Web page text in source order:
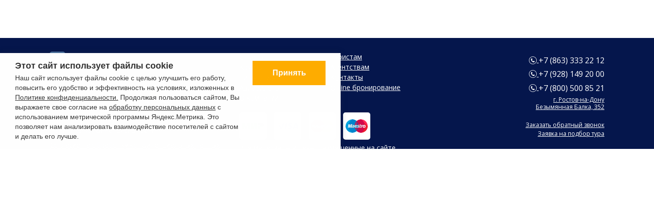
РУССО ТУРИСТО, 2026
Разработка сайта —Фабрика турсайтов
Политика конфиденциальности
Типы отдыха
Авиабилеты
Туристам
Агентствам
Контакты
Online бронирование
Все материалы и цены, размещенные на сайте,
+7 (863) 333 22 12
+7 (928) 149 20 00
+7 (800) 500 85 21
г. Ростов-на-Дону
Безымянная Балка, 352
Заказать обратный звонок
Заявка на подбор тура
Этот сайт использует файлы cookie
Наш сайт использует файлы cookie с целью улучшить его работу,
повысить его удобство и эффективность на условиях, изложенных в
Политике конфиденциальности.
Продолжая пользоваться сайтом, Вы
выражаете свое согласие на обработку персональных данных с
использованием метрической программы Яндекс.Метрика. Это
позволяет нам анализировать взаимодействие посетителей с сайтом
и делать его лучше.
Принять